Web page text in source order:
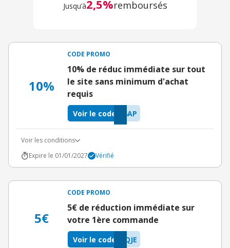
Jusqu’à2,5%remboursés
10%
CODE PROMO
10% de réduc immédiate sur tout
le site sans minimum d'achat
requis
4AP
Voir le code
Voir les conditions
Expire le 01/01/2027
Vérifié
5€
CODE PROMO
5€ de réduction immédiate sur
votre 1ère commande
QJE
Voir le code